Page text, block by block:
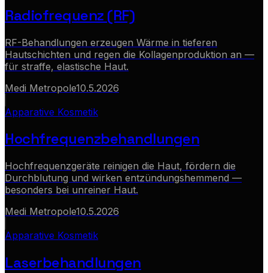
Radiofrequenz (RF)
RF-Behandlungen erzeugen Wärme in tieferen
Hautschichten und regen die Kollagenproduktion an —
für straffe, elastische Haut.
Medi Metropole10.5.2026
Apparative Kosmetik
Hochfrequenzbehandlungen
Hochfrequenzgeräte reinigen die Haut, fördern die
Durchblutung und wirken entzündungshemmend —
besonders bei unreiner Haut.
Medi Metropole10.5.2026
Apparative Kosmetik
Laserbehandlungen